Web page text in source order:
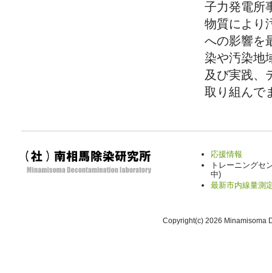
子力発電所
物質により
への影響を
染や汚染地
及び実践、
取り組んで
応援情報
トレーニングセ
中)
最新市内線量測
Copyright(c) 2026 Minamisoma